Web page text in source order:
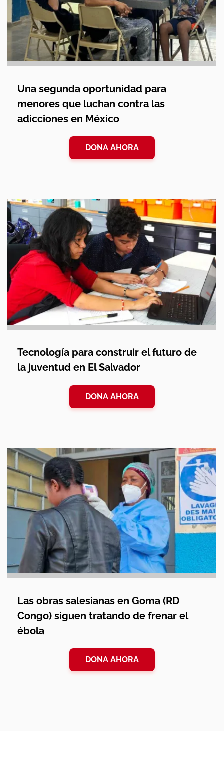
Una segunda oportunidad para
menores que luchan contra las
adicciones en México
DONA AHORA
Tecnología para construir el futuro de
la juventud en El Salvador
DONA AHORA
Las obras salesianas en Goma (RD
Congo) siguen tratando de frenar el
ébola
DONA AHORA